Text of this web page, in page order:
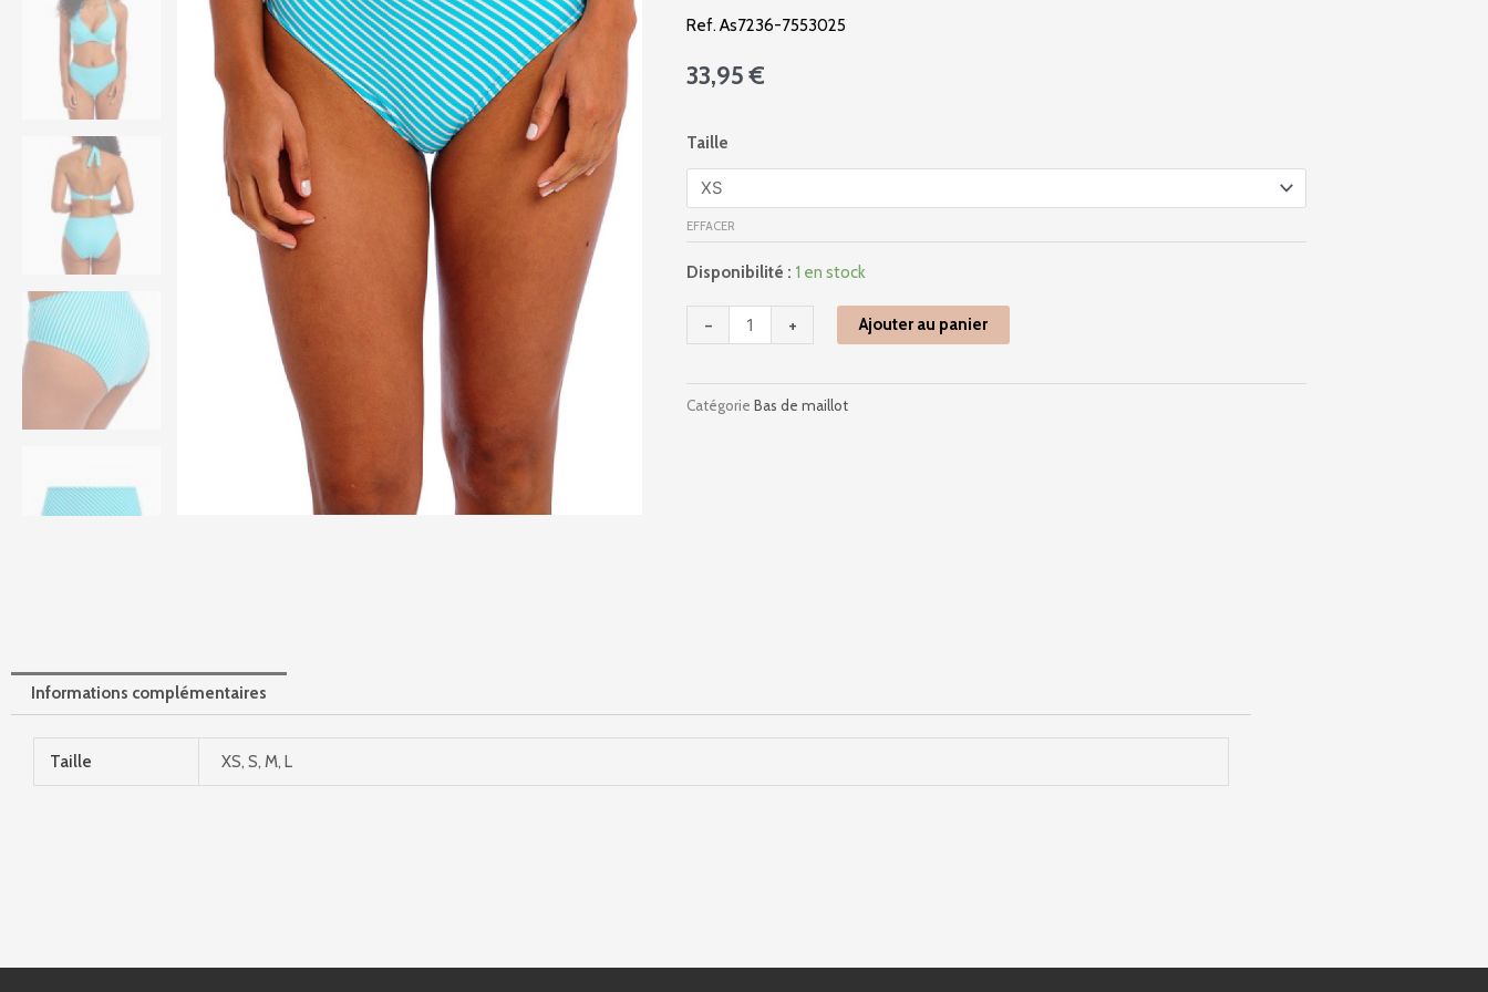
Ref. As7236-7553025
33,95€
Taille
EFFACER
Disponibilité : 1 en stock
-
de
As7236
-
Jewel
Striped
Turquoise
+ Ajouter au panier
Catégorie Bas de maillot
Informations complémentaires
Taille XS, S, M, L